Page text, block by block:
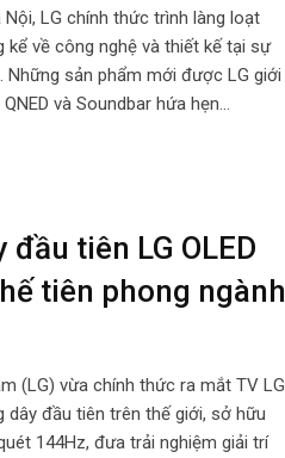
LG chính thức trình làng loạt
về công nghệ và thiết kế tại sự
Những sản phẩm mới được LG giới
và Soundbar hứa hẹn…
tiên LG OLED
tiên phong ngành
(LG) vừa chính thức ra mắt TV LG
dây đầu tiên trên thế giới, sở hữu
144Hz, đưa trải nghiệm giải trí